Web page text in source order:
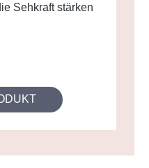
Sehkraft stärken